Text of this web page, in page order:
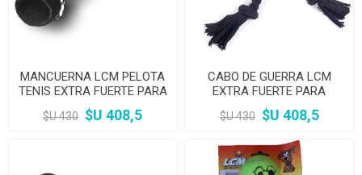
MANCUERNA LCM PELOTA
TENIS EXTRA FUERTE PARA
PERROS
$U 430 $U 408,5
CABO DE GUERRA LCM
EXTRA FUERTE PARA
PERROS
$U 430 $U 408,5